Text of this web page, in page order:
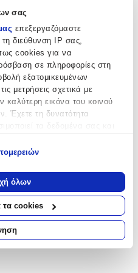
σας
επεξεργαζόμαστε
διεύθυνση IP σας,
cookies για να
σε πληροφορίες στη
εξατομικευμένων
μετρήσεις σχετικά με
καλύτερη εικόνα του κοινού
Έχετε τη δυνατότητα
σχετικά με τη γεωγραφική
να είναι ακριβείς σε
σας σαρώνοντας ενεργά
(δακτυλικό αποτύπωμα)
τρόπο επεξεργασίας των
τις προτιμήσεις σας
όλων
τα cookies